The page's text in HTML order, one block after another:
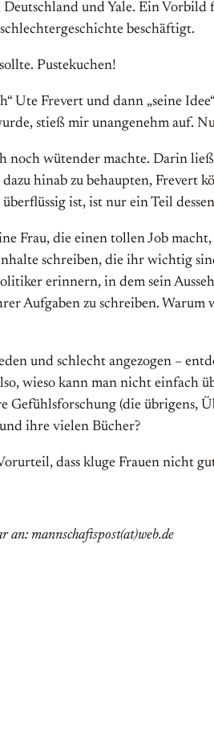
und Yale. Ein Vorbild
beschäftigt.
Pustekuchen!
Frevert und dann „seine
stieß mir unangenehm auf.
wütender machte. Darin
hinab zu behaupten, Frevert
ist, ist nur ein Teil
Frau, die einen tollen Job
schreiben, die ihr wichtig
erinnern, in dem sein
Aufgaben zu schreiben. Warum
und schlecht angezogen –
wieso kann man nicht einfach
(die übrigens,
ihre vielen Bücher?
dass kluge Frauen nicht
mannschaftspost(at)web.de